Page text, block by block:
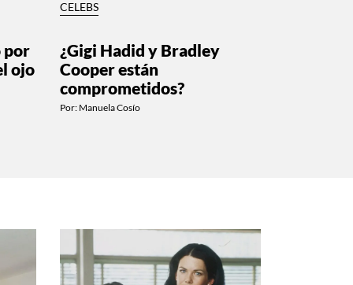
por
ojo
CELEBS
¿Gigi Hadid y Bradley
Cooper están
comprometidos?
Por: Manuela Cosío